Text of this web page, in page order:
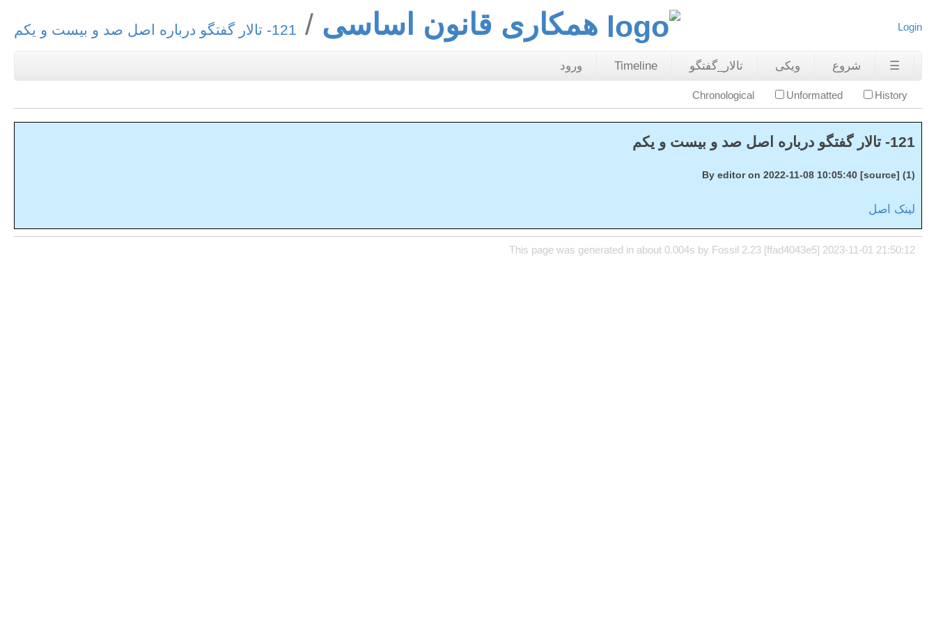
همکاری قانون اساسی 121- تالار گفتگو درباره اصل صد و بیست و یکم Login
☰ شروع ویکی تالار_گفتگو Timeline ورود
Chronological Unformatted History
121- تالار گفتگو درباره اصل صد و بیست و یکم
(1) By editor on 2022-11-08 10:05:40 [source]
لینک اصل
This page was generated in about 0.004s by Fossil 2.23 [ffad4043e5] 2023-11-01 21:50:12